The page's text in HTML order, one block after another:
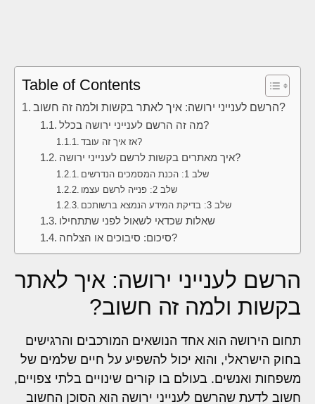
Table of Contents
הרשם לענייני ירושה: איך לאתר בקשות ולמה זה חשוב?
מה זה הרשם לענייני ירושה בכלל?
אז איך זה עובד?
איך מאתרים בקשות לרשם לענייני ירושה?
שלב 1: הכנת המסמכים הנדרשים
שלב 2: פנייה לרשם עצמו
שלב 3: בדיקת המידע הנמצא ברשותכם
שאלות שכדאי לשאול לפני שתתחילו
סיכום: סיבוכים או הצלחה?
הרשם לענייני ירושה: איך לאתר
בקשות ולמה זה חשוב?
תחום הירושה הוא אחד הנושאים המורכבים והרגישים
בחוק הישראלי, והוא יכול להשפיע על חיים שלמים של
משפחות ואנשים. בעולם בו קורים שינויים בלתי צפויים,
חשוב לדעת שהרשם לענייני ירושה הוא הסוכן החשוב